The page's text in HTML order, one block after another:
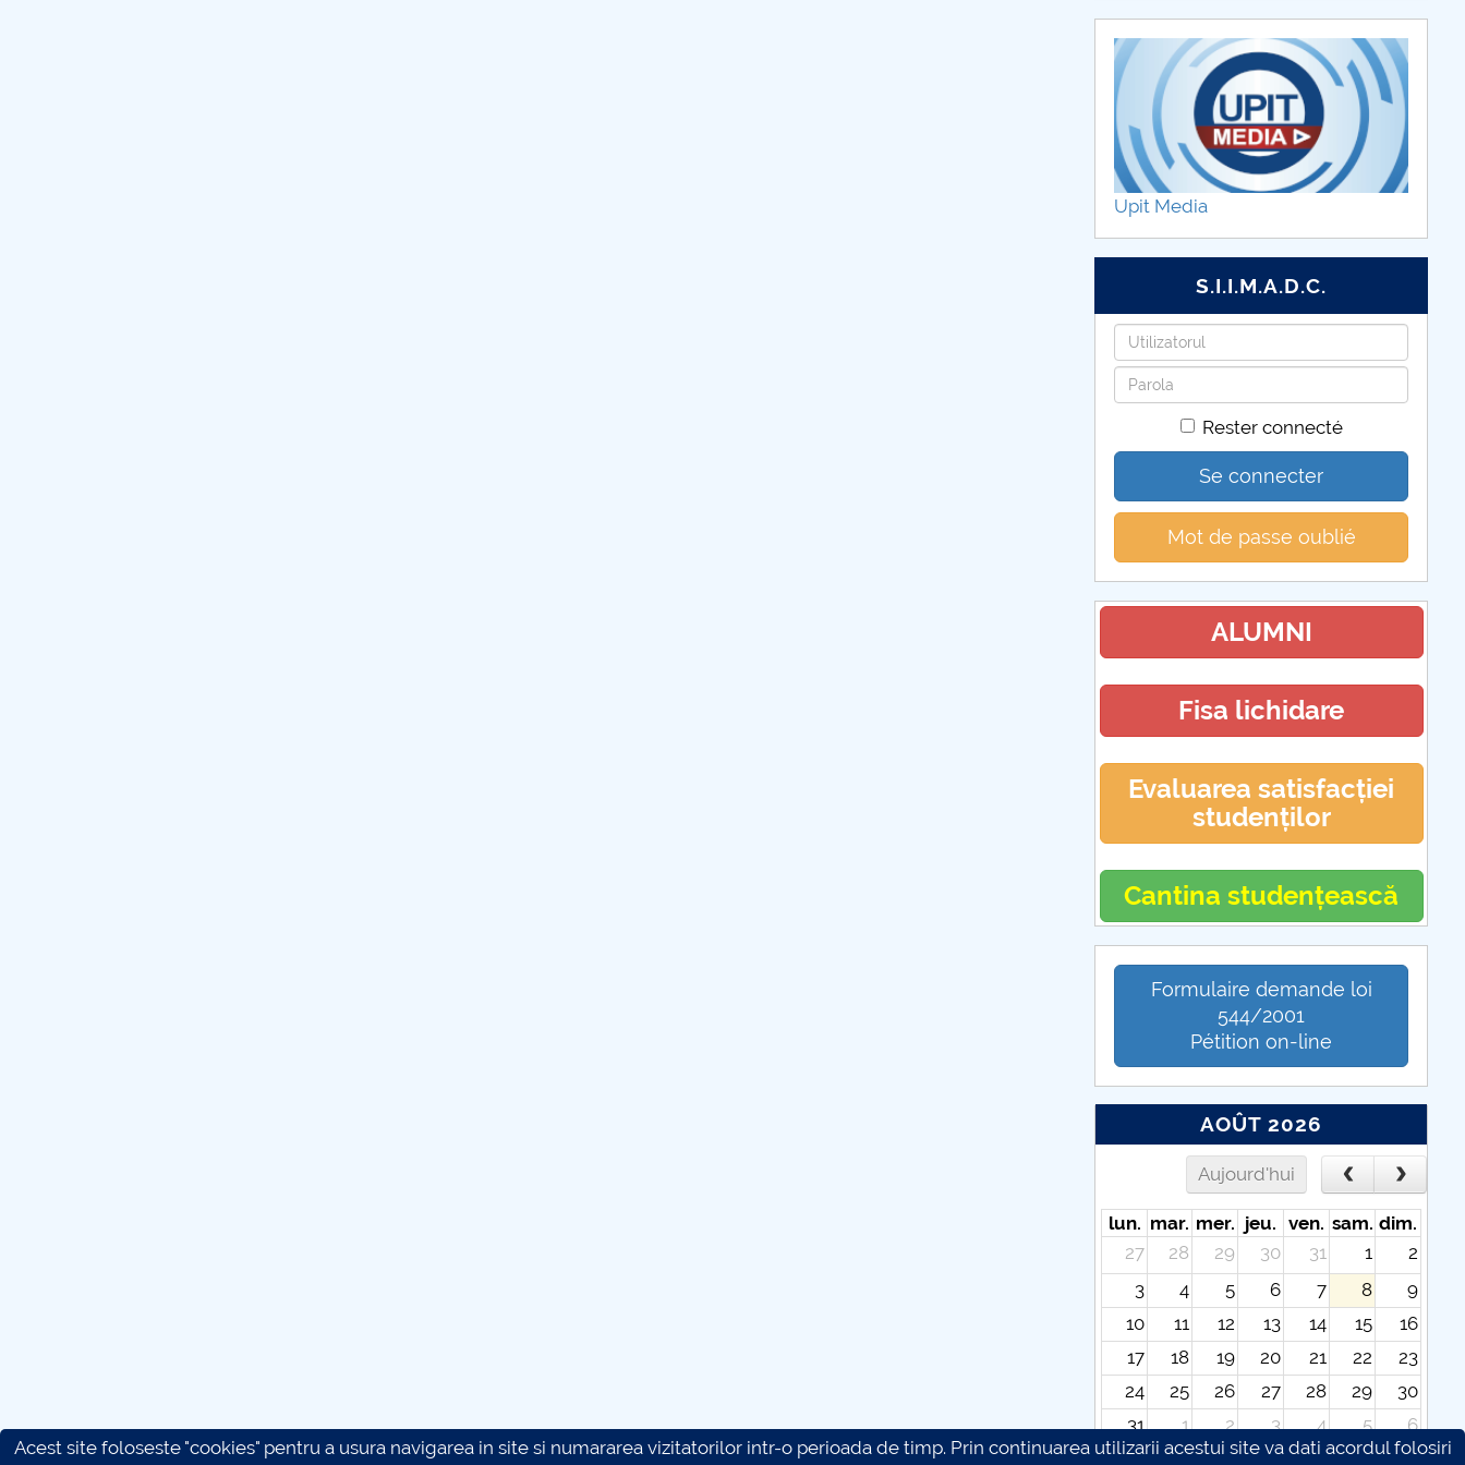
Upit Media
S.I.I.M.A.D.C.
Identifiant
Mot
de
Rester connecté
Se connecter
Mot de passe oublié
ALUMNI
Fisa lichidare
Evaluarea satisfacției
studenților
Cantina studențească
Formulaire demande loi
544/2001
Pétition on-line
AOÛT 2026
Aujourd'hui
lun. mar. mer. jeu. ven. sam. dim.
27
28 29 30 31 1
2
3
4 5 6 7 8
9
10
11 12 13 14 15
16
17
18 19 20 21 22
23
24
25 26 27 28 29
30
31
1 2 3 4 5
6
Acest site foloseste "cookies" pentru a usura navigarea in site si numararea vizitatorilor intr-o perioada de timp. Prin continuarea utilizarii acestui site va dati acordul folosiri